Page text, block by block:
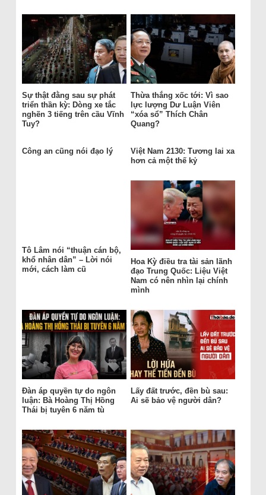
Sự thật đằng sau sự phát
triển thần kỳ: Dòng xe tắc
nghẽn 3 tiếng trên cầu Vĩnh
Tuy?
Thừa thắng xốc tới: Vì sao
lực lượng Dư Luận Viên
“xóa sổ” Thích Chân
Quang?
Công an cũng nói đạo lý
Việt Nam 2130: Tương lai xa
hơn cả một thế kỷ
Tô Lâm nói “thuận cán bộ,
khổ nhân dân” – Lời nói
mới, cách làm cũ
Hoa Kỳ điều tra tài sản lãnh
đạo Trung Quốc: Liệu Việt
Nam có nên nhìn lại chính
mình
Đàn áp quyền tự do ngôn
luận: Bà Hoàng Thị Hồng
Thái bị tuyên 6 năm tù
Lấy đất trước, đền bù sau:
Ai sẽ bảo vệ người dân?